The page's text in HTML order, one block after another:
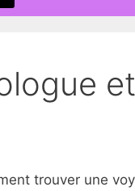
trouver une